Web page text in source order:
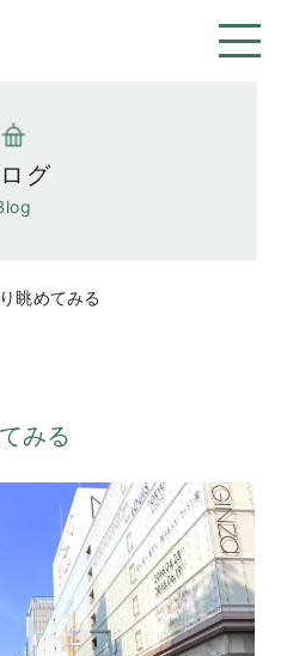
グ
眺めてみる
みる